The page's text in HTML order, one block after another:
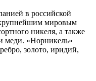
в российской
крупнейшим мировым
никеля, а также
меди. «Норникель»
золото, иридий,